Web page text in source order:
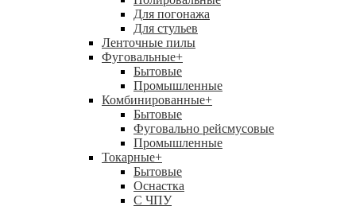
Для погонажа
Для стульев
Ленточные пилы
Фуговальные+
Бытовые
Промышленные
Комбинированные+
Бытовые
Фуговально рейсмусовые
Промышленные
Токарные+
Бытовые
Оснастка
С ЧПУ